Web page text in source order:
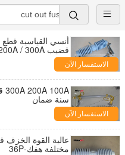
أنسي القياسية
قضيب 100A / 200A / 300A
الاستفسار الآن
سنة ضمان
الاستفسار الآن
مختلفة هفك-36P